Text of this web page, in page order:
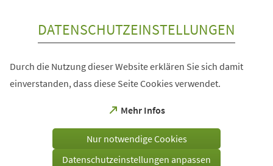
DATENSCHUTZEINSTELLUNGEN
Durch die Nutzung dieser Website erklären Sie sich damit
einverstanden, dass diese Seite Cookies verwendet.
Mehr Infos
(Öffnet
einem
Tab)
Nur notwendige Cookies
Datenschutzeinstellungen anpassen